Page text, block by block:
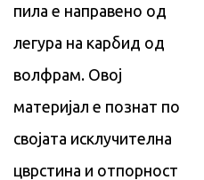
пила е направено од
легура на карбид од
волфрам. Овој
материјал е познат по
својата исклучителна
цврстина и отпорност